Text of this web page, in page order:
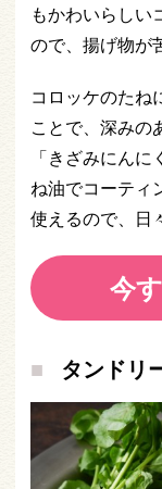
もかわいらしい
ので、揚げ物が
コロッケのたね
ことで、深みの
「きざみにん
ね油でコーティ
使えるので、日
今
タンドリ